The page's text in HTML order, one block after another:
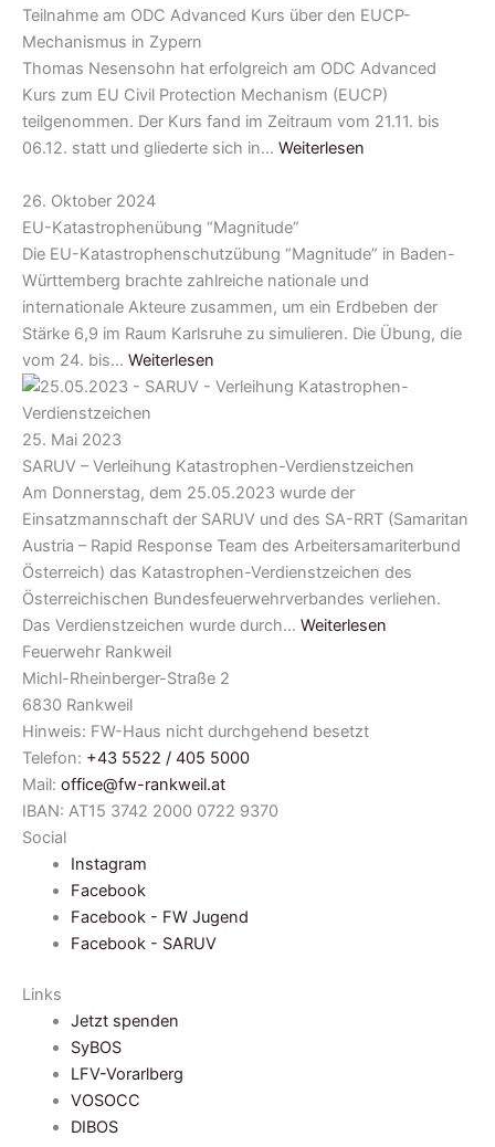
Teilnahme am ODC Advanced Kurs über den EUCP-
Mechanismus in Zypern
Thomas Nesensohn hat erfolgreich am ODC Advanced
Kurs zum EU Civil Protection Mechanism (EUCP)
teilgenommen. Der Kurs fand im Zeitraum vom 21.11. bis
06.12. statt und gliederte sich in… Weiterlesen
26. Oktober 2024
EU-Katastrophenübung “Magnitude”
Die EU-Katastrophenschutzübung “Magnitude” in Baden-
Württemberg brachte zahlreiche nationale und
internationale Akteure zusammen, um ein Erdbeben der
Stärke 6,9 im Raum Karlsruhe zu simulieren. Die Übung, die
vom 24. bis… Weiterlesen
25. Mai 2023
SARUV – Verleihung Katastrophen-Verdienstzeichen
Am Donnerstag, dem 25.05.2023 wurde der
Einsatzmannschaft der SARUV und des SA-RRT (Samaritan
Austria – Rapid Response Team des Arbeitersamariterbund
Österreich) das Katastrophen-Verdienstzeichen des
Österreichischen Bundesfeuerwehrverbandes verliehen.
Das Verdienstzeichen wurde durch… Weiterlesen
Feuerwehr Rankweil
Michl-Rheinberger-Straße 2
6830 Rankweil
Hinweis: FW-Haus nicht durchgehend besetzt
Telefon: +43 5522 / 405 5000
Mail: office@fw-rankweil.at
IBAN: AT15 3742 2000 0722 9370
Social
Instagram
Facebook
Facebook - FW Jugend
Facebook - SARUV
Links
Jetzt spenden
SyBOS
LFV-Vorarlberg
VOSOCC
DIBOS